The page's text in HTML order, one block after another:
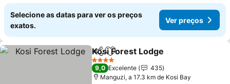
Selecione as datas para ver os preços
exatos.
Ver preços
PartilharAdicionar aos favoritos
Kosi Forest Lodge
4 Estrelas
9,0 Excelente
435
Manguzi, a 17.3 km de Kosi Bay